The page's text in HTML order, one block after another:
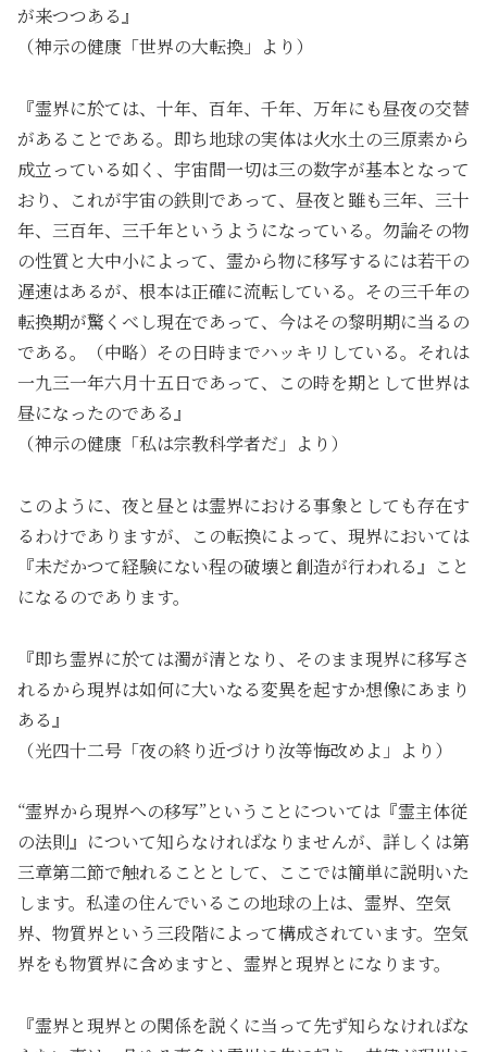
が来つつある』
（神示の健康「世界の大転換」より）
『霊界に於ては、十年、百年、千年、万年にも昼夜の交替
があることである。即ち地球の実体は火水土の三原素から
成立っている如く、宇宙間一切は三の数字が基本となって
おり、これが宇宙の鉄則であって、昼夜と雖も三年、三十
年、三百年、三千年というようになっている。勿論その物
の性質と大中小によって、霊から物に移写するには若干の
遅速はあるが、根本は正確に流転している。その三千年の
転換期が驚くべし現在であって、今はその黎明期に当るの
である。（中略）その日時までハッキリしている。それは
一九三一年六月十五日であって、この時を期として世界は
昼になったのである』
（神示の健康「私は宗教科学者だ」より）
このように、夜と昼とは霊界における事象としても存在す
るわけでありますが、この転換によって、現界においては
『未だかつて経験にない程の破壊と創造が行われる』こと
になるのであります。
『即ち霊界に於ては濁が清となり、そのまま現界に移写さ
れるから現界は如何に大いなる変異を起すか想像にあまり
ある』
（光四十二号「夜の終り近づけり汝等悔改めよ」より）
“霊界から現界への移写”ということについては『霊主体従
の法則』について知らなければなりませんが、詳しくは第
三章第二節で触れることとして、ここでは簡単に説明いた
します。私達の住んでいるこの地球の上は、霊界、空気
界、物質界という三段階によって構成されています。空気
界をも物質界に含めますと、霊界と現界とになります。
『霊界と現界との関係を説くに当って先ず知らなければな